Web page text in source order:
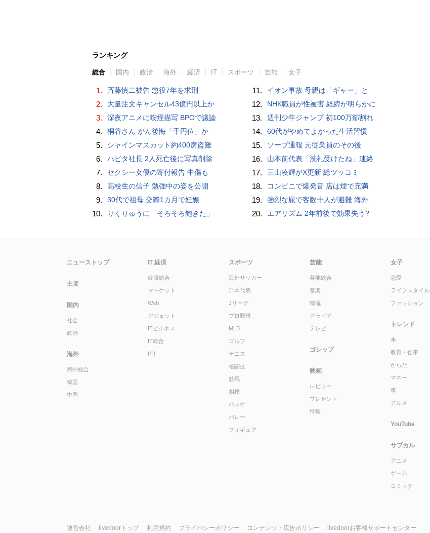
ランキング
総合 国内 政治 海外 経済 IT スポーツ 芸能 女子
1. 斉藤慎二被告 懲役7年を求刑
2. 大量注文キャンセル43億円以上か
3. 深夜アニメに喫煙描写 BPOで議論
4. 桐谷さん がん後悔「千円位」か
5. シャインマスカット約400房盗難
6. ハビタ社長 2人死亡後に写真削除
7. セクシー女優の寄付報告 中傷も
8. 高校生の信子 勉強中の姿を公開
9. 30代で祖母 交際1カ月で妊娠
10. りくりゅうに「そろそろ飽きた」
11. イオン事故 母親は「ギャー」と
12. NHK職員が性被害 経緯が明らかに
13. 週刊少年ジャンプ 初100万部割れ
14. 60代がやめてよかった生活習慣
15. ソープ通報 元従業員のその後
16. 山本前代表「洗礼受けたね」連絡
17. 三山凌輝がX更新 総ツッコミ
18. コンビニで爆発音 店は煙で充満
19. 強烈な屁で客数十人が避難 海外
20. エアリズム 2年前後で効果失う?
ニューストップ
主要
国内
社会
政治
海外
海外総合
韓国
中国
IT 経済
経済総合
マーケット
Web
ガジェット
ITビジネス
IT総合
PR
スポーツ
海外サッカー
日本代表
Jリーグ
プロ野球
MLB
ゴルフ
テニス
格闘技
競馬
相撲
バスケ
バレー
フィギュア
芸能
芸能総合
音楽
韓流
グラビア
テレビ
ゴシップ
映画
レビュー
プレゼント
特集
女子
恋愛
ライフスタイル
ファッション
トレンド
本
教育・仕事
からだ
マネー
車
グルメ
YouTube
サブカル
アニメ
ゲーム
コミック
運営会社 livedoorトップ 利用規約 プライバシーポリシー コンテンツ・広告ポリシー livedoorお客様サポートセンター